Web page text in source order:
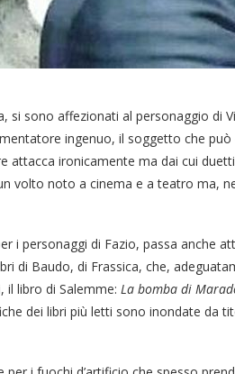
sono affezionati al personaggio di
ingenuo, il soggetto che può
attacca ironicamente ma dai cui
volto noto a cinema e a teatro ma,
i personaggi di Fazio, passa anche
di Baudo, di Frassica, che,
il libro di Salemme: La bomba di
dei libri più letti sono inondate da